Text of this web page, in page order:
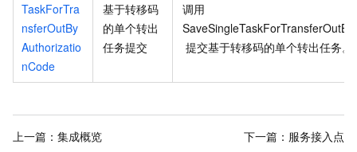
TaskForTra
nsferOutBy
Authorizatio
nCode
基于转移码
的单个转出
任务提交
调用
提交基于转移码的单个转出任务。
上一篇： 集成概览 下一篇： 服务接入点